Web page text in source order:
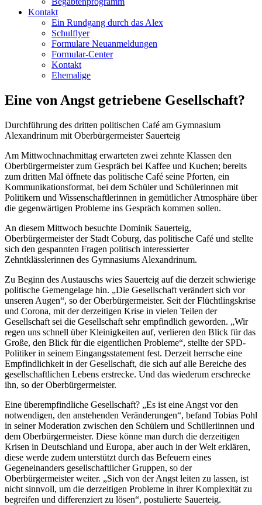
Kontakt
Ein Rundgang durch das Alex
Schulflyer
Formulare Neuanmeldungen
Formular-Center
Kontakt
Ehemalige
Eine von Angst getriebene Gesellschaft?
Durchführung des dritten politischen Café am Gymnasium
Alexandrinum mit Oberbürgermeister Sauerteig
Am Mittwochnachmittag erwarteten zwei zehnte Klassen den
Oberbürgermeister zum Gespräch bei Kaffee und Kuchen; bereits
zum dritten Mal öffnete das politische Café seine Pforten, ein
Kommunikationsformat, bei dem Schüler und Schülerinnen mit
Politikern und Wissenschaftlerinnen in gemütlicher Atmosphäre über
die gegenwärtigen Probleme ins Gespräch kommen sollen.
An diesem Mittwoch besuchte Dominik Sauerteig,
Oberbürgermeister der Stadt Coburg, das politische Café und stellte
sich den gespannten Fragen politisch interessierter
Zehntklässlerinnen des Gymnasiums Alexandrinum.
Zu Beginn des Austauschs wies Sauerteig auf die derzeit schwierige
politische Gemengelage hin. „Die Gesellschaft verändert sich vor
unseren Augen“, so der Oberbürgermeister. Seit der Flüchtlingskrise
und Corona, mit der derzeitigen Krise in vielen Teilen der
Gesellschaft sei die Gesellschaft sehr empfindlich geworden. „Wir
regen uns schnell über Kleinigkeiten auf, verlieren den Blick für das
Große, den Blick für die eigentlichen Probleme“, stellte der SPD-
Politiker in seinem Eingangsstatement fest. Derzeit herrsche eine
Empfindlichkeit in der Gesellschaft, die sich auf alle Bereiche des
gesellschaftlichen Lebens erstrecke. Und das wiederum erschrecke
ihn, so der Oberbürgermeister.
Eine überempfindliche Gesellschaft? „Es ist eine Angst vor den
notwendigen, den anstehenden Veränderungen“, befand Tobias Pohl
in seiner Moderation zwischen den Schülern und Schüleriinnen und
dem Oberbürgermeister. Diese könne man durch die derzeitigen
Krisen in Deutschland und Europa, aber auch in der Welt erklären,
diese werde zudem unterstützt durch das Befeuern eines
Gegeneinanders gesellschaftlicher Gruppen, so der
Oberbürgermeister weiter. „Sich von der Angst leiten zu lassen, ist
nicht sinnvoll, um die derzeitigen Probleme in ihrer Komplexität zu
begreifen und differenziert zu lösen“, postulierte Sauerteig.